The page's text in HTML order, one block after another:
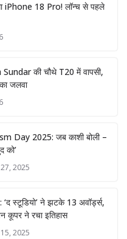
iPhone 18 Pro! लॉन्च से पहले
की चौथे T20 में वापसी,
जलवा
Day 2025: जब काशी बोली –
को’
2025
स्टूडियो’ ने झटके 13 अवॉर्ड्स,
ने रचा इतिहास
2025